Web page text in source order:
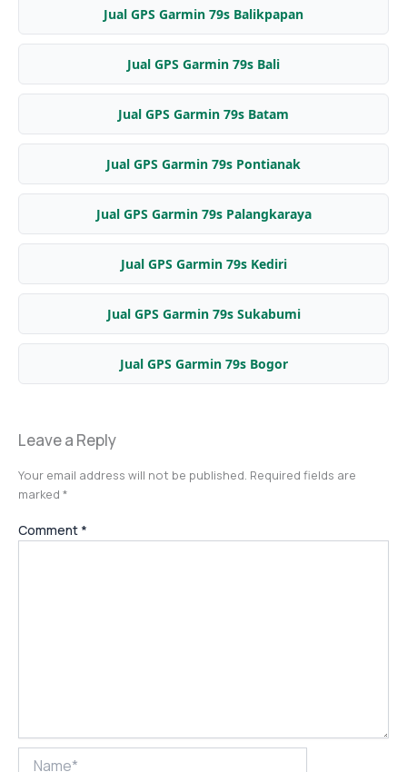
Jual GPS Garmin 79s Balikpapan
Jual GPS Garmin 79s Bali
Jual GPS Garmin 79s Batam
Jual GPS Garmin 79s Pontianak
Jual GPS Garmin 79s Palangkaraya
Jual GPS Garmin 79s Kediri
Jual GPS Garmin 79s Sukabumi
Jual GPS Garmin 79s Bogor
Leave a Reply
Your email address will not be published. Required fields are
marked *
Comment *